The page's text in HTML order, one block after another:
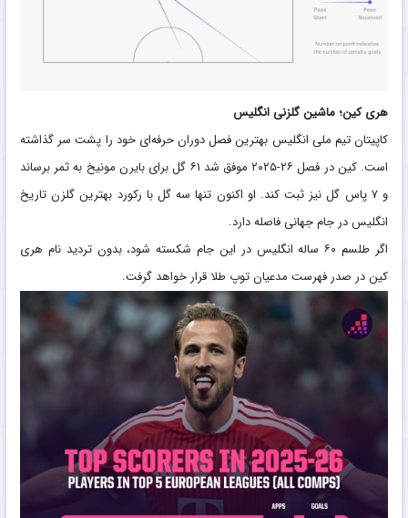
هری کین؛ ماشین گلزنی انگلیس
کاپیتان تیم ملی انگلیس بهترین فصل دوران حرفه‌ای خود را پشت سر گذاشته
است. کین در فصل ۲۶-۲۰۲۵ موفق شد ۶۱ گل برای بایرن مونیخ به ثمر برساند
و ۷ پاس گل نیز ثبت کند. او اکنون تنها سه گل با رکورد بهترین گلزن تاریخ
انگلیس در جام جهانی فاصله دارد.
اگر طلسم ۶۰ ساله انگلیس در این جام شکسته شود، بدون تردید نام هری
کین در صدر فهرست مدعیان توپ طلا قرار خواهد گرفت.